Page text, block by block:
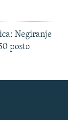
Negiranje
posto